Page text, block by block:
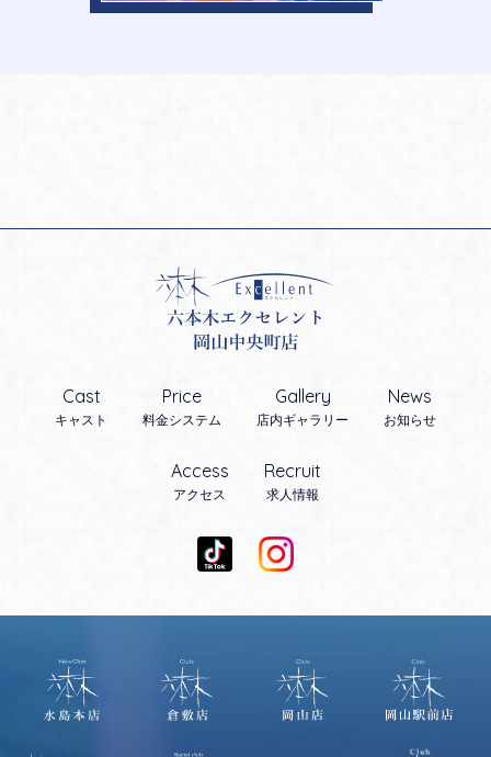
Cast
キャスト
Price
料金システム
Gallery
店内ギャラリー
News
お知らせ
Access
アクセス
Recruit
求人情報